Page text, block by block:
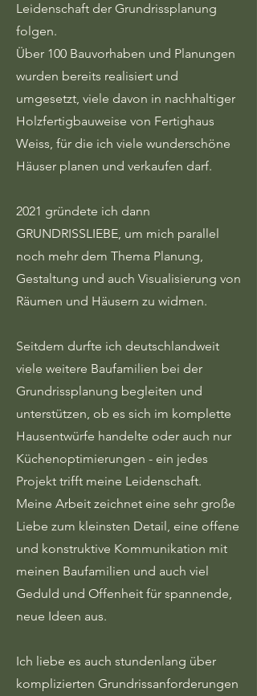
Leidenschaft der Grundrissplanung
folgen.
Über 100 Bauvorhaben und Planungen
wurden bereits realisiert und
umgesetzt, viele davon in nachhaltiger
Holzfertigbauweise von Fertighaus
Weiss, für die ich viele wunderschöne
Häuser planen und verkaufen darf.
2021 gründete ich dann
GRUNDRISSLIEBE, um mich parallel
noch mehr dem Thema Planung,
Gestaltung und auch Visualisierung von
Räumen und Häusern zu widmen.
Seitdem durfte ich deutschlandweit
viele weitere Baufamilien bei der
Grundrissplanung begleiten und
unterstützen, ob es sich im komplette
Hausentwürfe handelte oder auch nur
Küchenoptimierungen - ein jedes
Projekt trifft meine Leidenschaft.
Meine Arbeit zeichnet eine sehr große
Liebe zum kleinsten Detail, eine offene
und konstruktive Kommunikation mit
meinen Baufamilien und auch viel
Geduld und Offenheit für spannende,
neue Ideen aus.
Ich liebe es auch stundenlang über
komplizierten Grundrissanforderungen